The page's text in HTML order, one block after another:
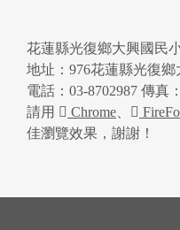
花蓮縣光復鄉大興國民
地址：976花蓮縣光復
電話：03-8702987 傳真
請用
Chrome
佳瀏覽效果，謝謝！